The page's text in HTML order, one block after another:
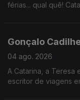
férias... qual quê!
Gonçalo
04 ago. 2026
A Catarina, a Teresa
escritor de viagens